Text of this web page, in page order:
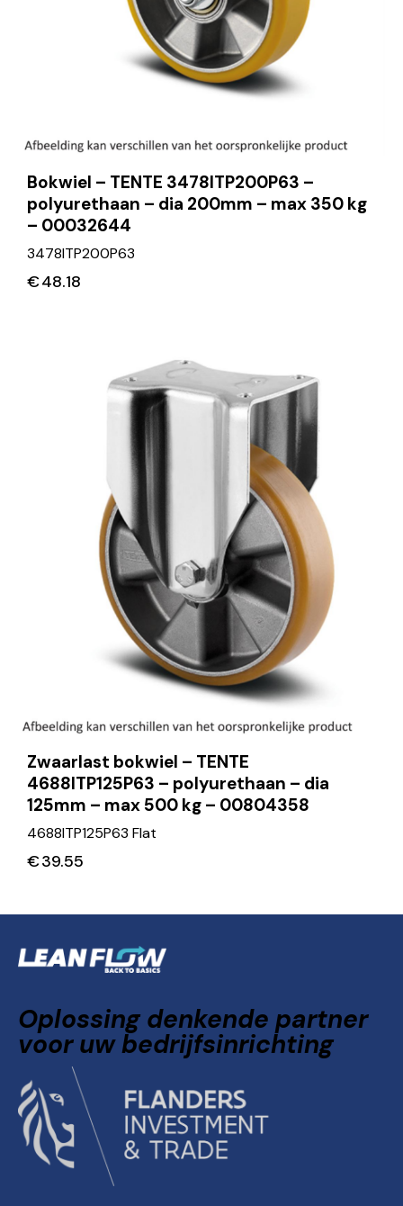
Bokwiel – TENTE 3478ITP200P63 –
polyurethaan – dia 200mm – max 350 kg
– 00032644
3478ITP200P63
€48.18
Zwaarlast bokwiel – TENTE
4688ITP125P63 – polyurethaan – dia
125mm – max 500 kg – 00804358
4688ITP125P63 Flat
€39.55
Oplossing denkende partner
voor uw bedrijfsinrichting